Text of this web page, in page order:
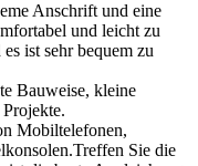
Anschrift und eine
und leicht zu
ist sehr bequem zu
Bauweise, kleine
Mobiltelefonen,
Sie die